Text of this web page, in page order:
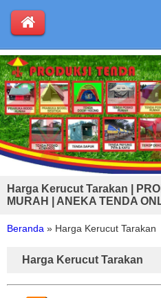
Harga Kerucut Tarakan |
MURAH | ANEKA TENDA
Beranda » Harga Kerucut Tarakan
Harga Kerucut Tarakan